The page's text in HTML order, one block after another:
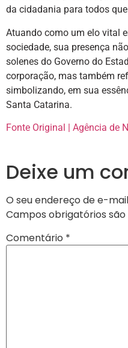
da cidadania para todos
Atuando como um elo vital
sociedade, sua presença
solenes do Governo do
corporação, mas também
simbolizando, em sua
Santa Catarina.
Fonte Original | Agência de
Deixe um
O seu endereço de e-
Campos obrigatórios
Comentário *